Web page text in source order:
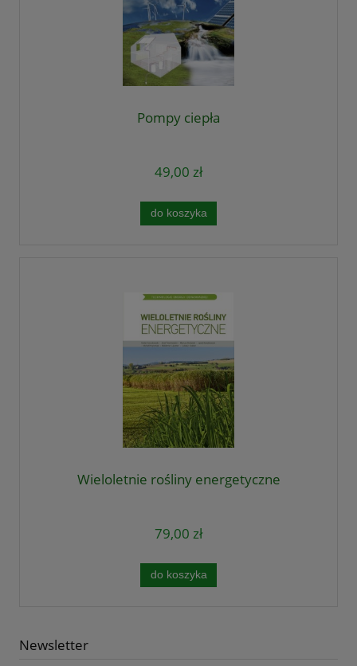
Pompy ciepła
49,00 zł
do koszyka
Wieloletnie rośliny energetyczne
79,00 zł
do koszyka
Newsletter